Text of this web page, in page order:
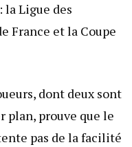
la Ligue des
France et la Coupe
dont deux sont
plan, prouve que le
pas de la facilité